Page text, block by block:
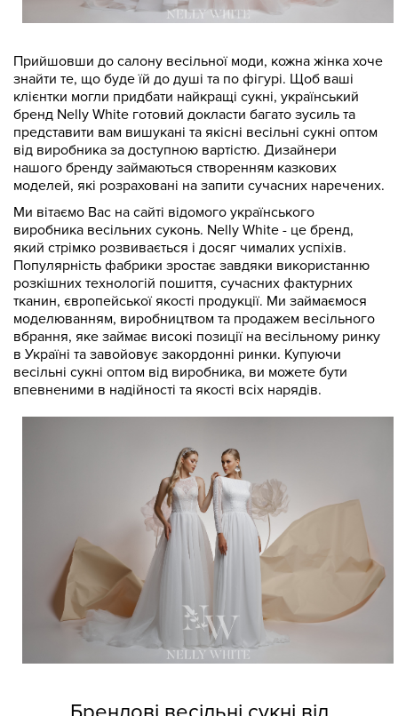
Прийшовши до салону весільної моди, кожна жінка хоче
знайти те, що буде їй до душі та по фігурі. Щоб ваші
клієнтки могли придбати найкращі сукні, український
бренд Nelly White готовий докласти багато зусиль та
представити вам вишукані та якісні весільні сукні оптом
від виробника за доступною вартістю. Дизайнери
нашого бренду займаються створенням казкових
моделей, які розраховані на запити сучасних наречених.
Ми вітаємо Вас на сайті відомого українського
виробника весільних суконь. Nelly White - це бренд,
який стрімко розвивається і досяг чималих успіхів.
Популярність фабрики зростає завдяки використанню
розкішних технологій пошиття, сучасних фактурних
тканин, європейської якості продукції. Ми займаємося
моделюванням, виробництвом та продажем весільного
вбрання, яке займає високі позиції на весільному ринку
в Україні та завойовує закордонні ринки. Купуючи
весільні сукні оптом від виробника, ви можете бути
впевненими в надійності та якості всіх нарядів.